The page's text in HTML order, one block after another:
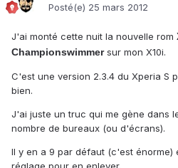
Posté(e) 25 mars 2012
J'ai monté cette nuit la nouvelle rom
Championswimmersur mon X10i.
C'est une version 2.3.4 du Xperia S
bien.
J'ai juste un truc qui me gène dans
nombre de bureaux (ou d'écrans).
Il y en a 9 par défaut (c'est énorme)